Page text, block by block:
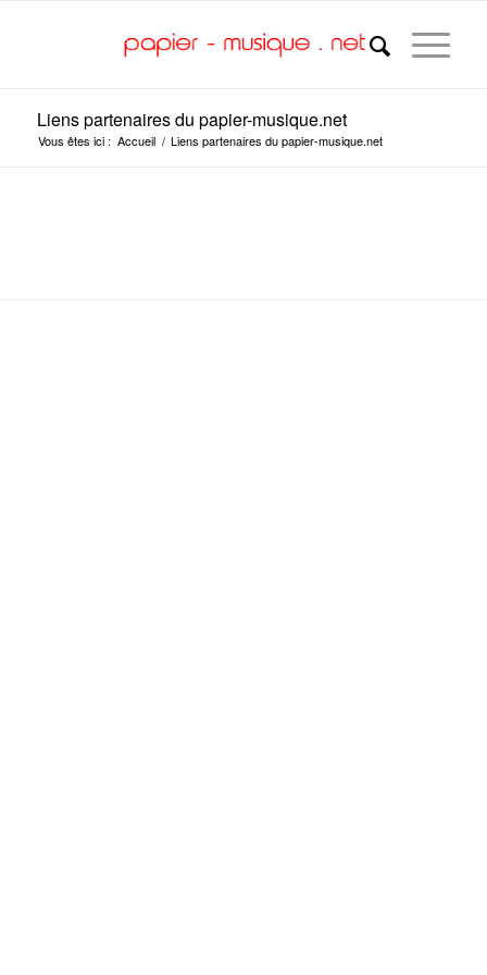
Liens partenaires du papier-musique.net
Vous êtes ici : Accueil / Liens partenaires du papier-musique.net